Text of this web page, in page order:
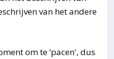
van het andere
om te ‘pacen', dus